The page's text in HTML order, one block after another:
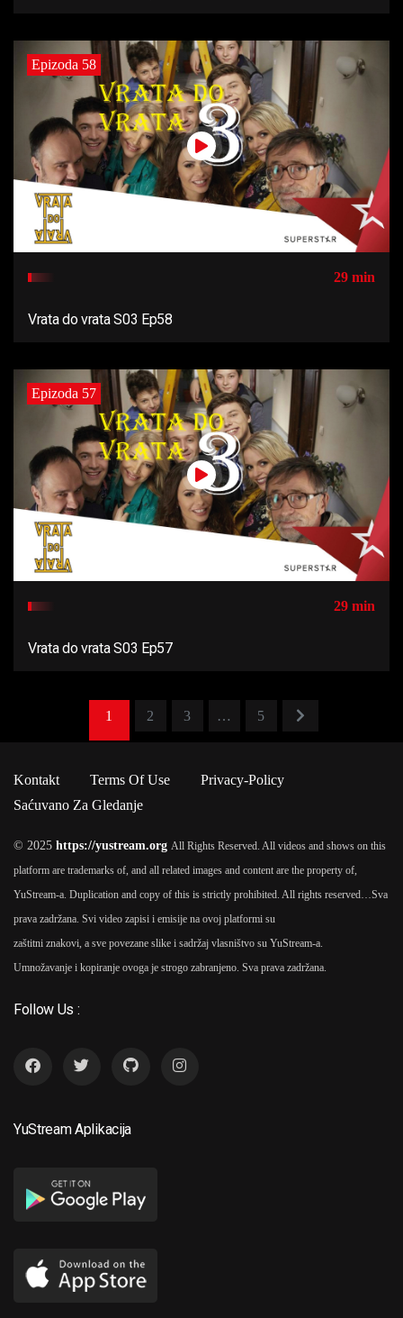
Epizoda 58
29 min
Vrata do vrata S03 Ep58
Epizoda 57
29 min
Vrata do vrata S03 Ep57
1 2 3 … 5
Kontakt Terms Of Use
Privacy-Policy
Saćuvano Za Gledanje
© 2025 https://yustream.org All Rights Reserved. All videos and shows on this
platform are trademarks of, and all related images and content are the property of,
YuStream-a. Duplication and copy of this is strictly prohibited. All rights reserved… Sva
prava zadržana. Svi video zapisi i emisije na ovoj platformi su
zaštitni znakovi, a sve povezane slike i sadržaj vlasništvo su YuStream-a.
Umnožavanje i kopiranje ovoga je strogo zabranjeno. Sva prava zadržana.
Follow Us :
YuStream Aplikacija